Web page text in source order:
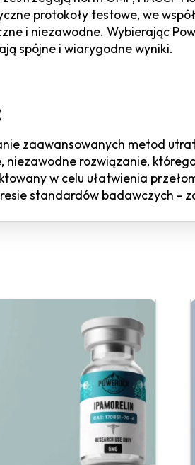
protokoły testowe, we
i niezawodne. Wybierając
spójne i wiarygodne wyniki.
zaawansowanych metod
rozwiązanie,
w celu ułatwienia
standardów badawczych -